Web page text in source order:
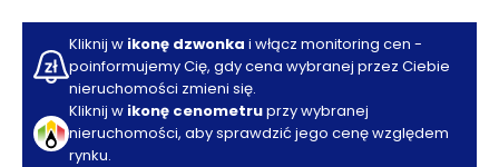
Kliknij w ikonę dzwonka i włącz monitoring cen -
poinformujemy Cię, gdy cena wybranej przez Ciebie
nieruchomości zmieni się.
Kliknij w ikonę cenometruprzy wybranej
nieruchomości, aby sprawdzić jego cenę względem
rynku.